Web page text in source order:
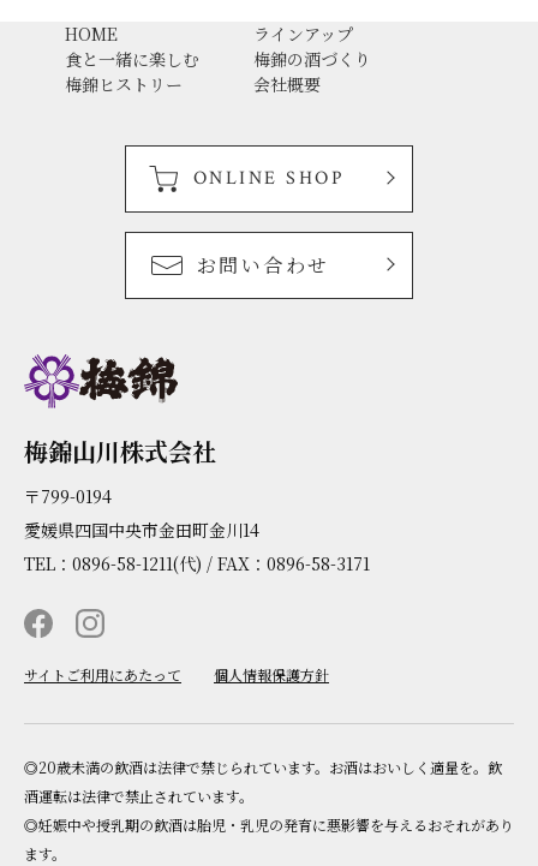
梅錦山川株式会社
〒799-0194
愛媛県四国中央市金田町金川14
TEL：0896-58-1211(代) / FAX：0896-58-3171
サイトご利用にあたって 個人情報保護方針
HOME
ラインアップ
食と一緒に楽しむ
梅錦の酒づくり
梅錦ヒストリー
会社概要
ONLINE SHOP
お問い合わせ
◎20歳未満の飲酒は法律で禁じられています。お酒はおいしく適量を。飲
酒運転は法律で禁止されています。
◎妊娠中や授乳期の飲酒は胎児・乳児の発育に悪影響を与えるおそれがあり
ます。